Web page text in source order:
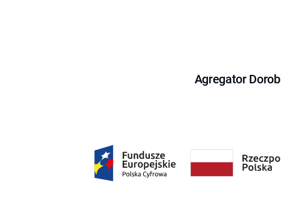
Agregator